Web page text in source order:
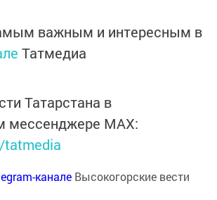
важным и интересным в
Татмедиа
Татарстана в
мессенджере MАХ:
канале Высокогорские вести